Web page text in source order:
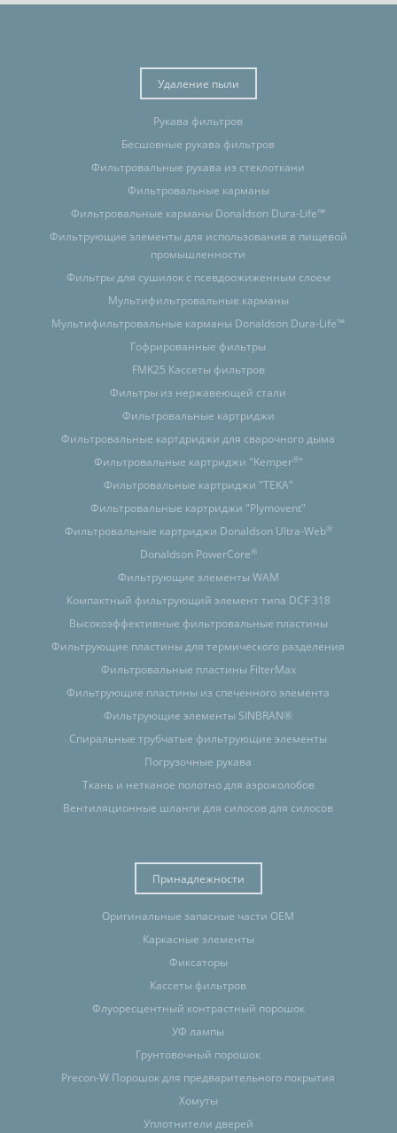
Удаление пыли
Рукава фильтров
Бесшовные рукава фильтров
Фильтровальные рукава из стеклоткани
Фильтровальные карманы
Фильтровальные карманы Donaldson Dura-Life™
Фильтрующие элементы для использования в пищевой
промышленности
Фильтры для сушилок с псевдоожиженным слоем
Мультифильтровальные карманы
Мультифильтровальные карманы Donaldson Dura-Life™
Гофрированные фильтры
FMK25 Кассеты фильтров
Фильтры из нержавеющей стали
Фильтровальные картриджи
Фильтровальные картдриджи для сварочного дыма
Фильтровальные картриджи "Kemper®"
Фильтровальные картриджи "TEKA"
Фильтровальные картриджи "Plymovent"
Фильтровальные картриджи Donaldson Ultra-Web®
Donaldson PowerCore®
Фильтрующие элементы WAM
Компактный фильтрующий элемент типа DCF 318
Высокоэффективные фильтровальные пластины
Фильтрующие пластины для термического разделения
Фильтровальные пластины FilterMax
Фильтрующие пластины из спеченного элемента
Фильтрующие элементы SINBRAN®
Спиральные трубчатые фильтрующие элементы
Погрузочные рукава
Ткань и нетканое полотно для аэрожолобов
Вентиляционные шланги для силосов для силосов
Принадлежности
Оригинальные запасные части OEM
Каркасные элементы
Фиксаторы
Кассеты фильтров
Флуоресцентный контрастный порошок
УФ лампы
Грунтовочный порошок
Precon-W Порошок для предварительного покрытия
Хомуты
Уплотнители дверей